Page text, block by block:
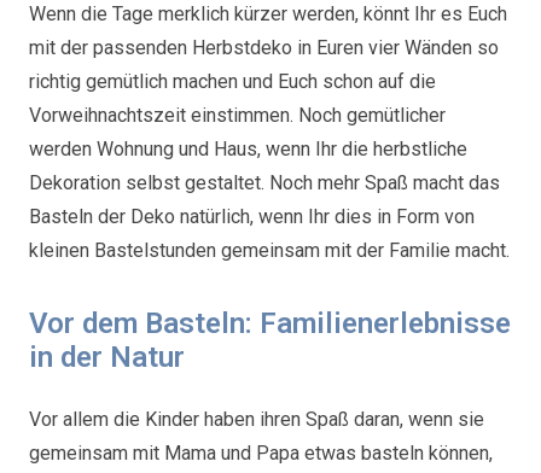
Wenn die Tage merklich kürzer werden, könnt Ihr es Euch
mit der passenden Herbstdeko in Euren vier Wänden so
richtig gemütlich machen und Euch schon auf die
Vorweihnachtszeit einstimmen. Noch gemütlicher
werden Wohnung und Haus, wenn Ihr die herbstliche
Dekoration selbst gestaltet. Noch mehr Spaß macht das
Basteln der Deko natürlich, wenn Ihr dies in Form von
kleinen Bastelstunden gemeinsam mit der Familie macht.
Vor dem Basteln: Familienerlebnisse
in der Natur
Vor allem die Kinder haben ihren Spaß daran, wenn sie
gemeinsam mit Mama und Papa etwas basteln können,